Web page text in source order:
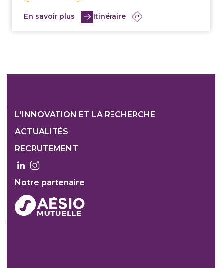
En savoir plus Itinéraire
Footer
1
Col
3
L'INNOVATION ET LA RECHERCHE
ACTUALITÉS
RECRUTEMENT
Notre partenaire